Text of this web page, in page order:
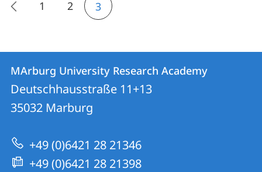
1 2 3
Contact
Contact
details
MArburg
University
Research
Academy
MArburg University Research Academy
Deutschhausstraße 11+13
35032 Marburg
+49 (0)6421 28 21346
+49 (0)6421 28 21398